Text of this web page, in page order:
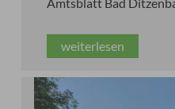
Amtsblatt KW 31/
Amtsblatt Bad
weiterlesen